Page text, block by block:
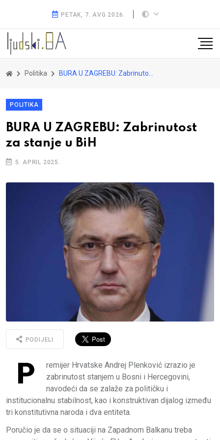
PETAK, 7. AVG 2026.
Politika BURA U ZAGREBU: Zabrinutost za stanje u BiH
POLITIKA
BURA U ZAGREBU: Zabrinutost
za stanje u BiH
5. APRIL 2025.
PODIJELI
P
remijer Hrvatske Andrej Plenković izrazio je
zabrinutost stanjem u Bosni i Hercegovini,
navodeći da se zalaže za političku i
institucionalnu stabilnost, kao i konstruktivan dijalog između
tri konstitutivna naroda i dva entiteta.
Poručio je da se o situaciji na Zapadnom Balkanu treba